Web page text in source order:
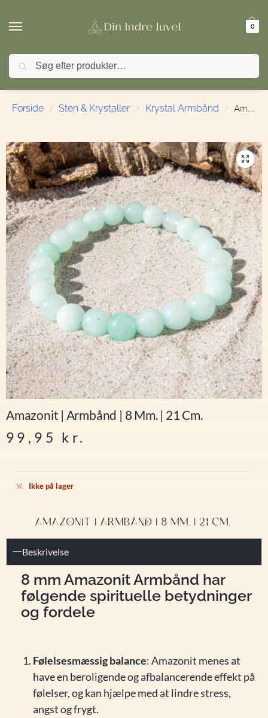
0
🚚 FRI FRAGT ved køb over 499,- | ⭐ TrustPilot 4,9 / 5
Forside / Sten & Krystaller / Krystal Armbånd / Amazonit | Armbånd | 8 mm. | 21 cm.
Amazonit | Armbånd | 8 Mm. | 21 Cm.
99,95 kr.
Ikke på lager
AMAZONIT | ARMBÅND | 8 MM. | 21 CM.
Beskrivelse
8 mm Amazonit Armbånd har
følgende spirituelle betydninger
og fordele
Følelsesmæssig balance: Amazonit menes at
have en beroligende og afbalancerende effekt på
følelser, og kan hjælpe med at lindre stress,
angst og frygt.